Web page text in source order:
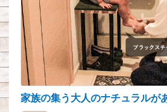
家族の集う大人のナチュラルが